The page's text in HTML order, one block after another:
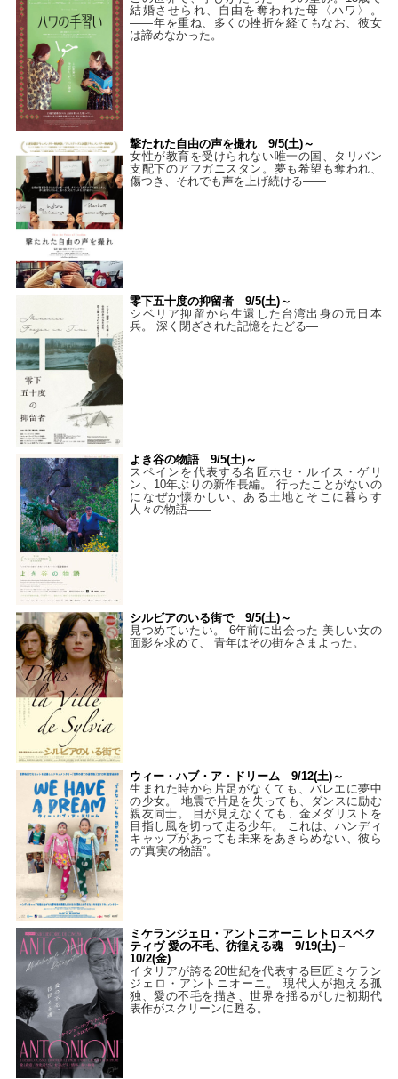
結婚させられ、自由を奪われた母〈ハワ〉。
——年を重ね、多くの挫折を経てもなお、彼女
は諦めなかった。
撃たれた自由の声を撮れ 9/5(土)～
女性が教育を受けられない唯一の国、タリバン
支配下のアフガニスタン。夢も希望も奪われ、
傷つき、それでも声を上げ続ける——
零下五十度の抑留者 9/5(土)～
シベリア抑留から生還した台湾出身の元日本
兵。 深く閉ざされた記憶をたどる—
よき谷の物語 9/5(土)～
スペインを代表する名匠ホセ・ルイス・ゲリ
ン、10年ぶりの新作長編。 行ったことがないの
になぜか懐かしい、ある土地とそこに暮らす
人々の物語――
シルビアのいる街で 9/5(土)～
見つめていたい。 6年前に出会った 美しい女の
面影を求めて、 青年はその街をさまよった。
ウィー・ハブ・ア・ドリーム 9/12(土)～
生まれた時から片足がなくても、バレエに夢中
の少女。 地震で片足を失っても、ダンスに励む
親友同士。 目が見えなくても、金メダリストを
目指し風を切って走る少年。 これは、ハンディ
キャップがあっても未来をあきらめない、彼ら
の“真実の物語”。
ミケランジェロ・アントニオーニ レトロスペク
ティヴ 愛の不毛、彷徨える魂 9/19(土)－
10/2(金)
イタリアが誇る20世紀を代表する巨匠ミケラン
ジェロ・アントニオーニ。 現代人が抱える孤
独、愛の不毛を描き、世界を揺るがした初期代
表作がスクリーンに甦る。